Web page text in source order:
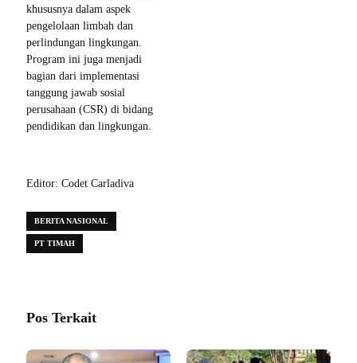
khususnya dalam aspek
pengelolaan limbah dan
perlindungan lingkungan.
Program ini juga menjadi
bagian dari implementasi
tanggung jawab sosial
perusahaan (CSR) di bidang
pendidikan dan lingkungan.
Editor: Codet Carladiva
BERITA NASIONAL
PT TIMAH
Pos Terkait